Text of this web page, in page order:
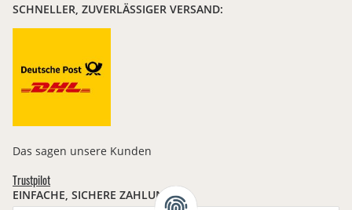
SCHNELLER, ZUVERLÄSSIGER VERSAND:
Das sagen unsere Kunden
Trustpilot
EINFACHE, SICHERE ZAHLUNG: